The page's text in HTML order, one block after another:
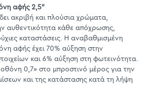
αφής 2,5"
ακριβή και πλούσια χρώματα,
αυθεντικότητα κάθε απόχρωσης,
καταστάσεις. Η αναβαθμισμένη
αφής έχει 70% αύξηση στην
και 6% αύξηση στη φωτεινότητα.
οθόνη 0,7» στο μπροστινό μέρος για την
και της κατάστασης κατά τη λήψη